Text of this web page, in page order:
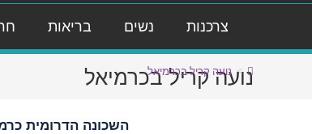
צרכנות נשים בריאות
נועה קריל בכרמיאל
> נועה קריל בכרמיאל
השכונה הדרומית